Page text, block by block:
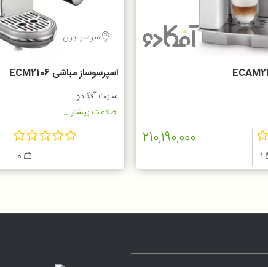
210,190,000
سراسر ایران
اسپرسوساز مباشی ECM2106
سایت آفکادو
اطلاعات بیشتر...